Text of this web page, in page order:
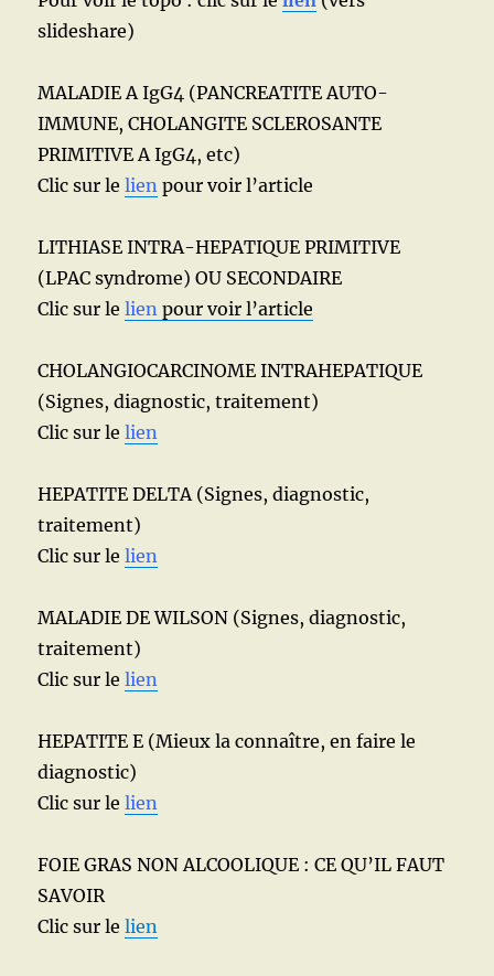
slideshare)
MALADIE A IgG4 (PANCREATITE AUTO-
IMMUNE, CHOLANGITE SCLEROSANTE
PRIMITIVE A IgG4, etc)
Clic sur lelien pour voir l’article
LITHIASE INTRA-HEPATIQUE PRIMITIVE
(LPAC syndrome) OU SECONDAIRE
Clic sur lelien pour voir l’article
CHOLANGIOCARCINOME INTRAHEPATIQUE
(Signes, diagnostic, traitement)
Clic sur lelien
HEPATITE DELTA (Signes, diagnostic,
traitement)
Clic sur lelien
MALADIE DE WILSON (Signes, diagnostic,
traitement)
Clic sur lelien
HEPATITE E (Mieux la connaître, en faire le
diagnostic)
Clic sur lelien
FOIE GRAS NON ALCOOLIQUE : CE QU’IL FAUT
SAVOIR
Clic sur lelien